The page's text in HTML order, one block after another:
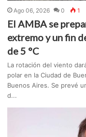
Ago 06, 2026 0 1
El AMBA se
extremo y un fin
de 5 °C
La rotación del viento
polar en la Ciudad de
Buenos Aires. Se prevé
d...